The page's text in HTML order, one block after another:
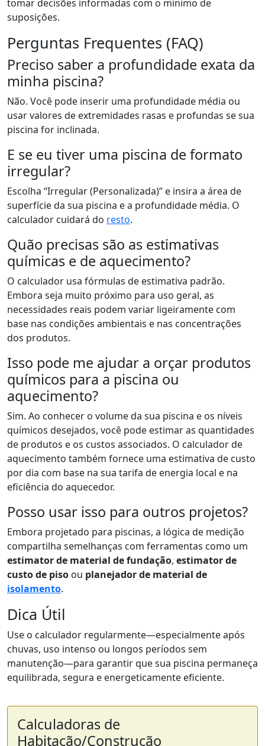
tomar decisões informadas com o mínimo de
suposições.
Perguntas Frequentes (FAQ)
Preciso saber a profundidade exata da
minha piscina?
Não. Você pode inserir uma profundidade média ou
usar valores de extremidades rasas e profundas se sua
piscina for inclinada.
E se eu tiver uma piscina de formato
irregular?
Escolha “Irregular (Personalizada)” e insira a área de
superfície da sua piscina e a profundidade média. O
calculador cuidará do resto.
Quão precisas são as estimativas
químicas e de aquecimento?
O calculador usa fórmulas de estimativa padrão.
Embora seja muito próximo para uso geral, as
necessidades reais podem variar ligeiramente com
base nas condições ambientais e nas concentrações
dos produtos.
Isso pode me ajudar a orçar produtos
químicos para a piscina ou
aquecimento?
Sim. Ao conhecer o volume da sua piscina e os níveis
químicos desejados, você pode estimar as quantidades
de produtos e os custos associados. O calculador de
aquecimento também fornece uma estimativa de custo
por dia com base na sua tarifa de energia local e na
eficiência do aquecedor.
Posso usar isso para outros projetos?
Embora projetado para piscinas, a lógica de medição
compartilha semelhanças com ferramentas como um
estimator de material de fundação, estimator de
custo de piso ou planejador de material de
isolamento.
Dica Útil
Use o calculador regularmente—especialmente após
chuvas, uso intenso ou longos períodos sem
manutenção—para garantir que sua piscina permaneça
equilibrada, segura e energeticamente eficiente.
Calculadoras de
Habitação/Construção